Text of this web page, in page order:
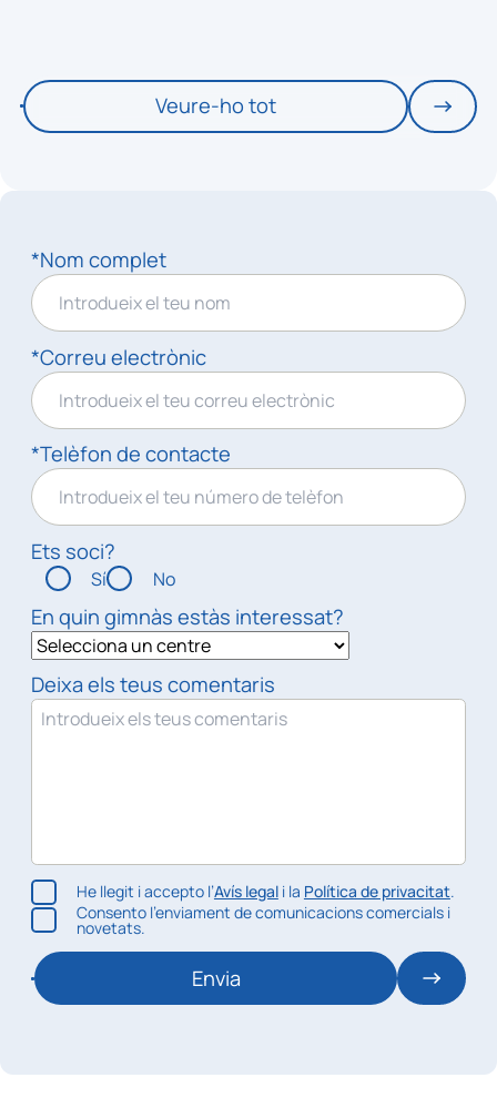
Veure-ho tot
*Nom complet
*Correu electrònic
*Telèfon de contacte
Ets soci?
Sí No
En quin gimnàs estàs interessat?
Deixa els teus comentaris
He llegit i accepto l’Avís legali la Política de privacitat.
Consento l’enviament de comunicacions comercials i
novetats.
Envia